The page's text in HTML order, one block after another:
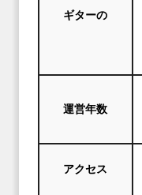
ギターの
運営年数
アクセス